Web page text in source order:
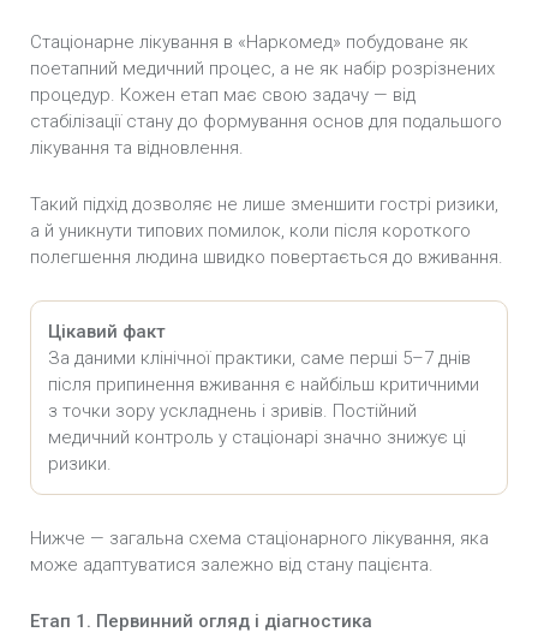
Стаціонарне лікування в «Наркомед» побудоване як
поетапний медичний процес, а не як набір розрізнених
процедур. Кожен етап має свою задачу — від
стабілізації стану до формування основ для подальшого
лікування та відновлення.
Такий підхід дозволяє не лише зменшити гострі ризики,
а й уникнути типових помилок, коли після короткого
полегшення людина швидко повертається до вживання.
Цікавий факт
За даними клінічної практики, саме перші 5–7 днів
після припинення вживання є найбільш критичними
з точки зору ускладнень і зривів. Постійний
медичний контроль у стаціонарі значно знижує ці
ризики.
Нижче — загальна схема стаціонарного лікування, яка
може адаптуватися залежно від стану пацієнта.
Етап 1. Первинний огляд і діагностика